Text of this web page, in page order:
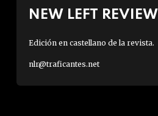
NEW LEFT REVIEW
Edición en castellano de la revista.
nlr@traficantes.net